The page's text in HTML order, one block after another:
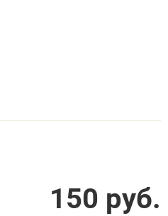
150 руб.